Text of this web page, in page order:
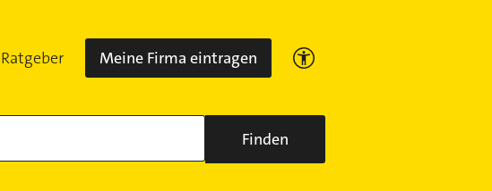
Ratgeber Meine Firma eintragen
Finden